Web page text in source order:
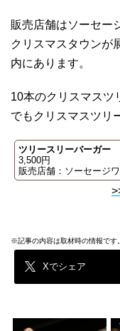
販売店舗はソーセー
クリスマスタウンが
内にあります。
10本のクリスマスツ
でもクリスマスツリ
ツリースリーバーガー
3,500円
販売店舗：ソーセージ
※記事の内容は取材時の情報です
Xでシェア